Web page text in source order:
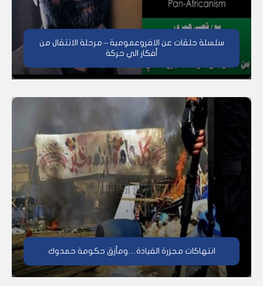
سلسلة حلقات عن الافروعمومية – مرحلة الانتقال من
أفكار الي حركة
انتهاكات مجزرة القيادة…ومأزق حكومة حمدوك